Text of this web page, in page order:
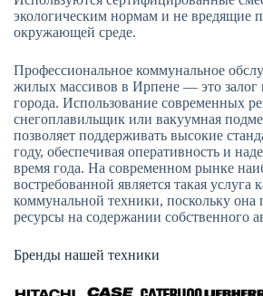
экологическим нормам и не вредящие
окружающей среде.
Профессиональное коммунальное
жилых массивов в Ирпене — это
города. Использование современных
снегоплавильщик или вакуумная
позволяет поддерживать высокие
году, обеспечивая оперативность и
время года. На современном рынке
востребованной является такая услуга
коммунальной техники, поскольку она
ресурсы на содержании собственного
Бренды нашей техники